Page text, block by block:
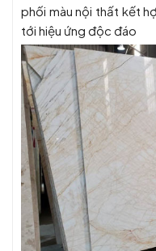
phối màu nội thất kết
tới hiệu ứng độc đáo